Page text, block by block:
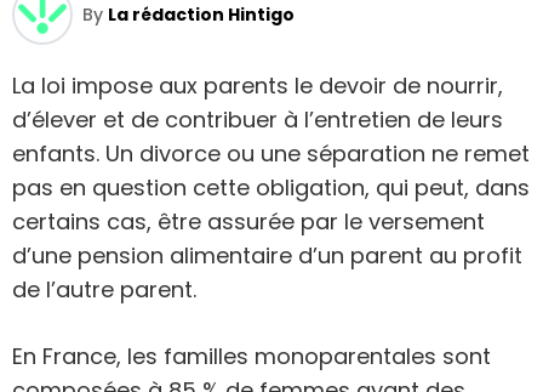
By La rédaction Hintigo
La loi impose aux parents le devoir de nourrir,
d’élever et de contribuer à l’entretien de leurs
enfants. Un divorce ou une séparation ne remet
pas en question cette obligation, qui peut, dans
certains cas, être assurée par le versement
d’une pension alimentaire d’un parent au profit
de l’autre parent.
En France, les familles monoparentales sont